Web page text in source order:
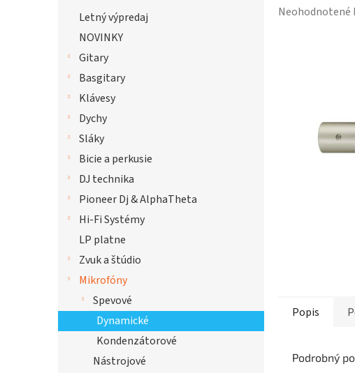
Letný výpredaj
NOVINKY
Gitary
Basgitary
Klávesy
Dychy
Sláky
Bicie a perkusie
DJ technika
Pioneer Dj & AlphaTheta
Hi-Fi Systémy
LP platne
Zvuk a štúdio
Mikrofóny
Spevové
Dynamické
Kondenzátorové
Nástrojové
Priemerné
hviezdičiek.
Neohodnotené
Popis
Podrobný